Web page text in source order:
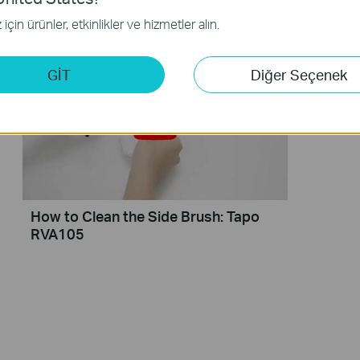
How to Clean the Side Brush: Tapo
RVA105
için ürünler, etkinlikler ve hizmetler alın.
GİT Diğer Seçenek